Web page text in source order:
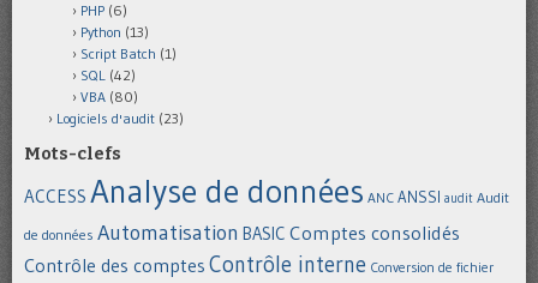
PHP (6)
Python (13)
Script Batch (1)
SQL (42)
VBA (80)
Logiciels d'audit (23)
Mots-clefs
ACCESS Analyse de données ANC ANSSI audit Audit
de données Automatisation BASIC Comptes consolidés
Contrôle des comptes Contrôle interne Conversion de fichier